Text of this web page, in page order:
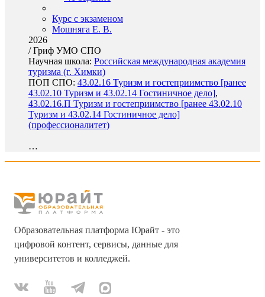
Курс с экзаменом
Мошняга Е. В.
2026
/Гриф УМО СПО
Научная школа: Российская международная академия
туризма (г. Химки)
ПОП СПО: 43.02.16 Туризм и гостеприимство [ранее
43.02.10 Туризм и 43.02.14 Гостиничное дело],
43.02.16.П Туризм и гостеприимство [ранее 43.02.10
Туризм и 43.02.14 Гостиничное дело]
(профессионалитет)
…
Образовательная платформа Юрайт - это
цифровой контент, сервисы, данные для
университетов и колледжей.